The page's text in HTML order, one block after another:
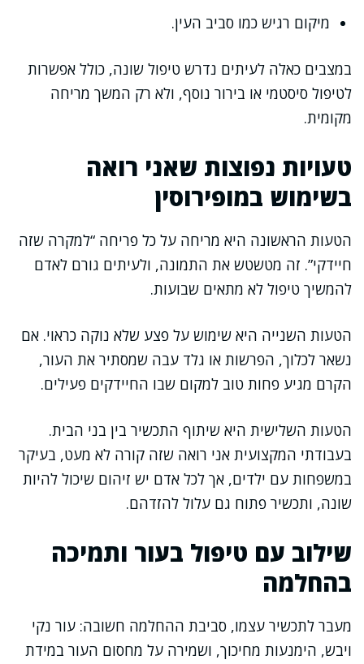
מיקום רגיש כמו סביב העין.
במצבים כאלה לעיתים נדרש טיפול שונה, כולל אפשרות
לטיפול סיסטמי או בירור נוסף, ולא רק המשך מריחה
מקומית.
טעויות נפוצות שאני רואה
בשימוש במופירוסין
הטעות הראשונה היא מריחה על כל פריחה “למקרה שזה
חיידקי”. זה מטשטש את התמונה, ולעיתים גורם לאדם
להמשיך טיפול לא מתאים שבועות.
הטעות השנייה היא שימוש על פצע שלא נוקה כראוי. אם
נשאר לכלוך, הפרשות או גלד עבה שמסתיר את העור,
הקרם מגיע פחות טוב למקום שבו החיידקים פעילים.
הטעות השלישית היא שיתוף התכשיר בין בני הבית.
בעבודתי המקצועית אני רואה שזה קורה לא מעט, בעיקר
במשפחות עם ילדים, אך לכל אדם יש זיהום שיכול להיות
שונה, ותכשיר פתוח גם עלול להזדהם.
שילוב עם טיפול בעור ותמיכה
בהחלמה
מעבר לתכשיר עצמו, סביבת ההחלמה חשובה: עור נקי
ויבש, הימנעות מחיכוך, ושמירה על מחסום העור במידת